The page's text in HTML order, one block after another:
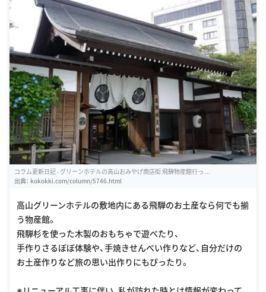
コラム更新日記 - グリーンホテルの高山おみやげ商店街 飛騨物産館行っ ...
出典： kokokki.com/column/5746.html
高山グリーンホテルの敷地内にある飛騨のお土産なら何でも揃
う物産館。
飛騨杉を使った木製のおもちゃで遊べたり、
手作りさるぼぼ体験や、手焼きせんべい作りなど、自分だけの
お土産作りなど旅の思い出作りにもぴったり。